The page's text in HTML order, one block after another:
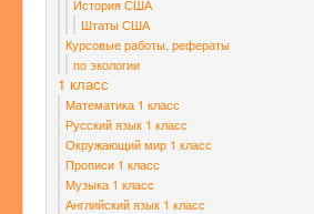
История США
Штаты США
Курсовые работы, рефераты
по экологии
1 класс
Математика 1 класс
Русский язык 1 класс
Окружающий мир 1 класс
Прописи 1 класс
Музыка 1 класс
Английский язык 1 класс